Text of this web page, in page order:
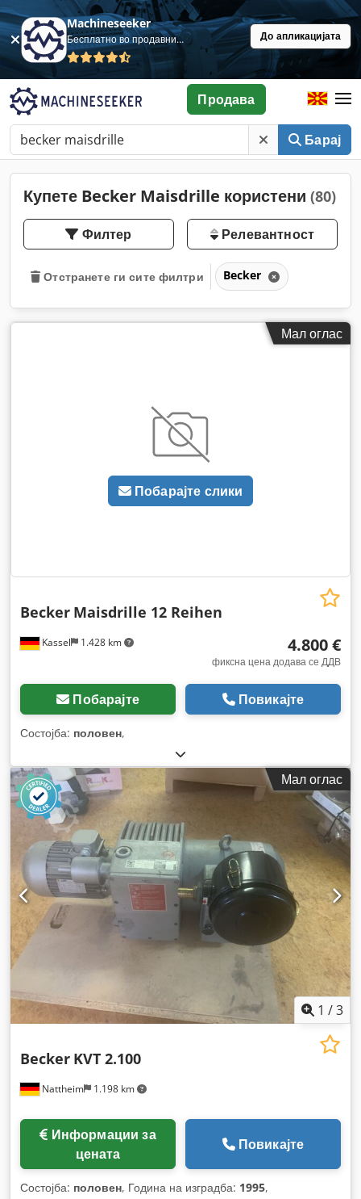
Machineseeker
Бесплатно во продавница До апликацијата
Барај
Продава
Купете Becker Maisdrille користени (80)
Филтер Релевантност
Отстранете ги сите филтри Becker
Мал оглас
Побарајте слики
Kassel 1.428 km
Becker Maisdrille 12 Reihen
4.800 €
фиксна цена додава се ДДВ
Побарајте Повикајте
Состојба: половен,
Мал оглас
1 /3
Nattheim 1.198 km
Becker KVT 2.100
цената
Повикајте
Состојба: половен, Година на изградба: 1995,